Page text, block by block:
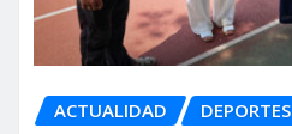
ACTUALIDAD DEPORTES